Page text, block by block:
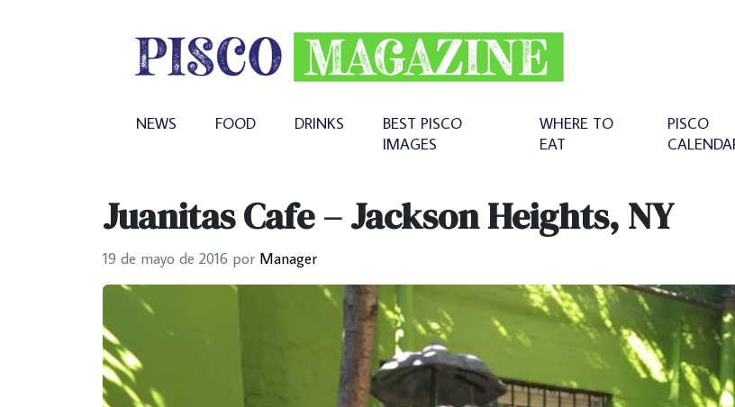
NEWS FOOD DRINKS
BEST PISCO
IMAGES
WHERE TO
EAT
PISCO
Juanitas Cafe – Jackson Heights, NY
19 de mayo de 2016 por Manager